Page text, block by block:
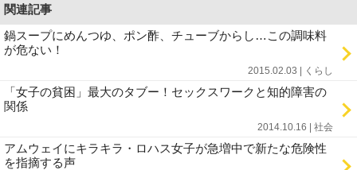
関連記事
鍋スープにめんつゆ、ポン酢、チューブからし…この調味料
が危ない！
2015.02.03 | くらし
「女子の貧困」最大のタブー！セックスワークと知的障害の
関係
2014.10.16 | 社会
アムウェイにキラキラ・ロハス女子が急増中で新たな危険性
を指摘する声